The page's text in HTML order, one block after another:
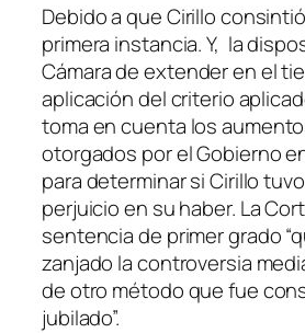
Debido a que Cirillo
primera instancia. Y, la
Cámara de extender en el
aplicación del criterio
toma en cuenta los
otorgados por el Gobierno
para determinar si Cirillo
perjuicio en su haber. La
sentencia de primer grado
zanjado la controversia
de otro método que fue
jubilado”.